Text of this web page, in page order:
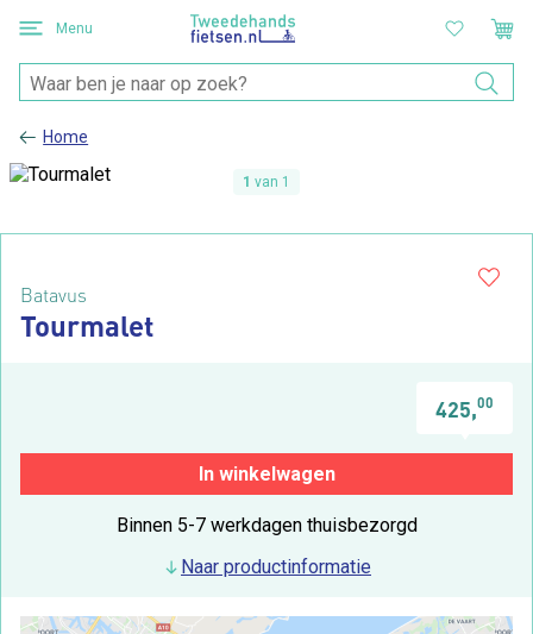
Menu
Home
1 van 1
Batavus
Tourmalet
425,00
In winkelwagen
Binnen 5-7 werkdagen thuisbezorgd
Naar productinformatie